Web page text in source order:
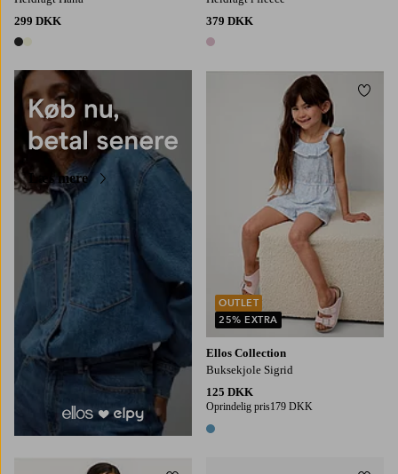
299 DKK
2 farver
379 DKK
1 farve
Læs mere
Ellos Collection
Buksekjole Sigrid
125 DKK
Oprindelig pris179 DKK
1 farve
OUTLET
25% EXTRA
110/116 122/128134/140